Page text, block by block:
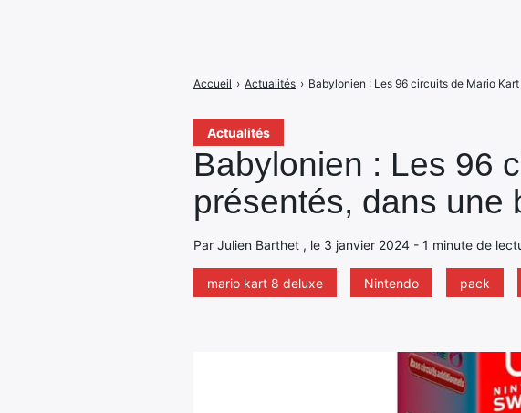
Actualités
Babylonien : Les 96
présentés, dans une
Par Julien Barthet , le 3 janvier 2024 - 1 minute de
mario kart 8 deluxe Nintendo pack
Accueil › Actualités › Babylonien : Les 96 circuits de Mario